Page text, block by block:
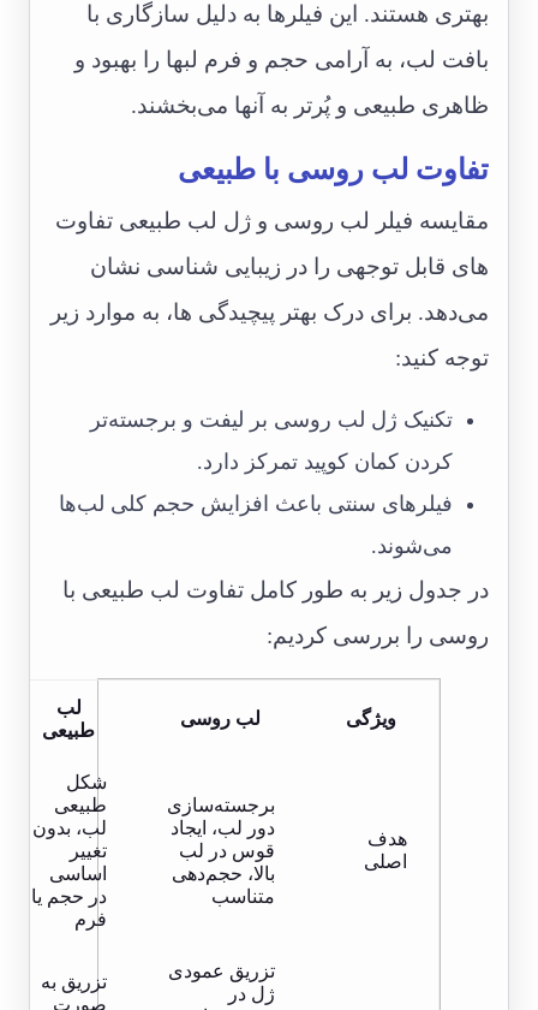
بهتری هستند. این فیلرها به دلیل سازگاری با
بافت لب، به آرامی حجم و فرم لبها را بهبود و
ظاهری طبیعی و پُرتر به آنها می‌بخشند.
تفاوت لب روسی با طبیعی
مقایسه فیلر لب روسی و ژل لب طبیعی تفاوت
های قابل توجهی را در زیبایی شناسی نشان
می‌دهد. برای درک بهتر پیچیدگی ها، به موارد زیر
توجه کنید:
تکنیک ژل لب روسی بر لیفت و برجسته‌تر
کردن کمان کوپید تمرکز دارد.
فیلرهای سنتی باعث افزایش حجم کلی لب‌ها
می‌شوند.
در جدول زیر به طور کامل تفاوت لب طبیعی با
روسی را بررسی کردیم:
ویژگی لب روسی
لب
طبیعی
هدف
اصلی
برجسته‌سازی
دور لب، ایجاد
قوس در لب
بالا، حجم‌دهی
متناسب
شکل
طبیعی
لب، بدون
تغییر
اساسی
در حجم یا
فرم
تزریق عمودی
ژل در
تزریق به
صورت